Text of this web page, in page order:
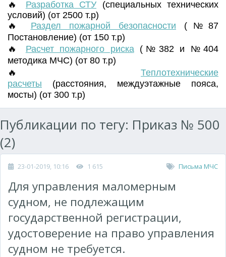
🔥 Разработка СТУ (специальных технических
условий) (от 2500 т.р)
🔥 Раздел пожарной безопасности (№87
Постановление) (от 150 т.р)
🔥 Расчет пожарного риска(№382 и №404
методика МЧС) (от 80 т.р)
🔥 Теплотехнические
расчеты (расстояния, междуэтажные пояса,
мосты) (от 300 т.р)
Публикации по тегу: Приказ № 500
(2)
23-01-2019, 10:16 1 615 Письма МЧС
Для управления маломерным
судном, не подлежащим
государственной регистрации,
удостоверение на право управления
судном не требуется.